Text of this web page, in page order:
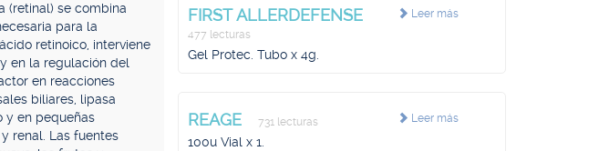
(retinal) se combina
para la
retinoico, interviene
en la regulación del
en reacciones
biliares, lipasa
y en pequeñas
renal. Las fuentes
Leer más
FIRST ALLERDEFENSE
477 lecturas
Gel Protec. Tubo x 4g.
Leer más
REAGE 731 lecturas
100u Vial x 1.